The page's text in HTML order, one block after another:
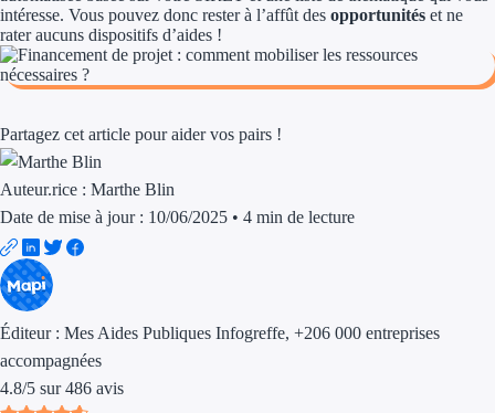
Aides Région
Aides Région
Aides Nationales
intéresse. Vous pouvez donc rester à l’affût des opportunités et ne
rater aucuns dispositifs d’aides !
Partagez cet article pour aider vos pairs !
Auteur.rice : Marthe Blin
Date de mise à jour : 10/06/2025 • 4 min de lecture
Éditeur : Mes Aides Publiques Infogreffe, +206 000 entreprises
accompagnées
4.8/5 sur 486 avis